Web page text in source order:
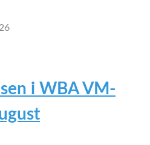
i WBA VM-